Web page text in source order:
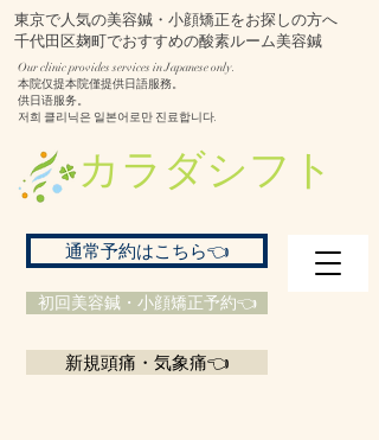
東京で人気の美容鍼・小顔矯正をお探しの方へ
千代田区麹町でおすすめの酸素ルーム美容鍼
​カラダシフト
初回美容鍼・小顔矯正予約👈
通常予約はこちら👈
新規頭痛・気象痛👈
Our clinic provides services in Japanese only.
本院仅提本院僅提供日語服務。
供日语服务。
저희 클리닉은 일본어로만 진료합니다.